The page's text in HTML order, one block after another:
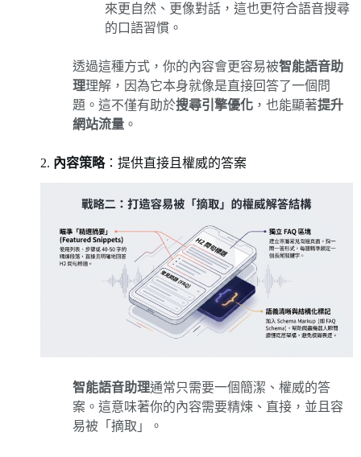
來更自然、更像對話，這也更符合語音搜尋
的口語習慣。
透過這種方式，你的內容會更容易被智能語音助
理理解，因為它本身就像是直接回答了一個問
題。這不僅有助於搜尋引擎優化 ，也能顯著提升
網站流量 。
2. 內容策略：提供直接且權威的答案
智能語音助理通常只需要一個簡潔、權威的答
案。這意味著你的內容需要精煉、直接，並且容
易被「摘取」。